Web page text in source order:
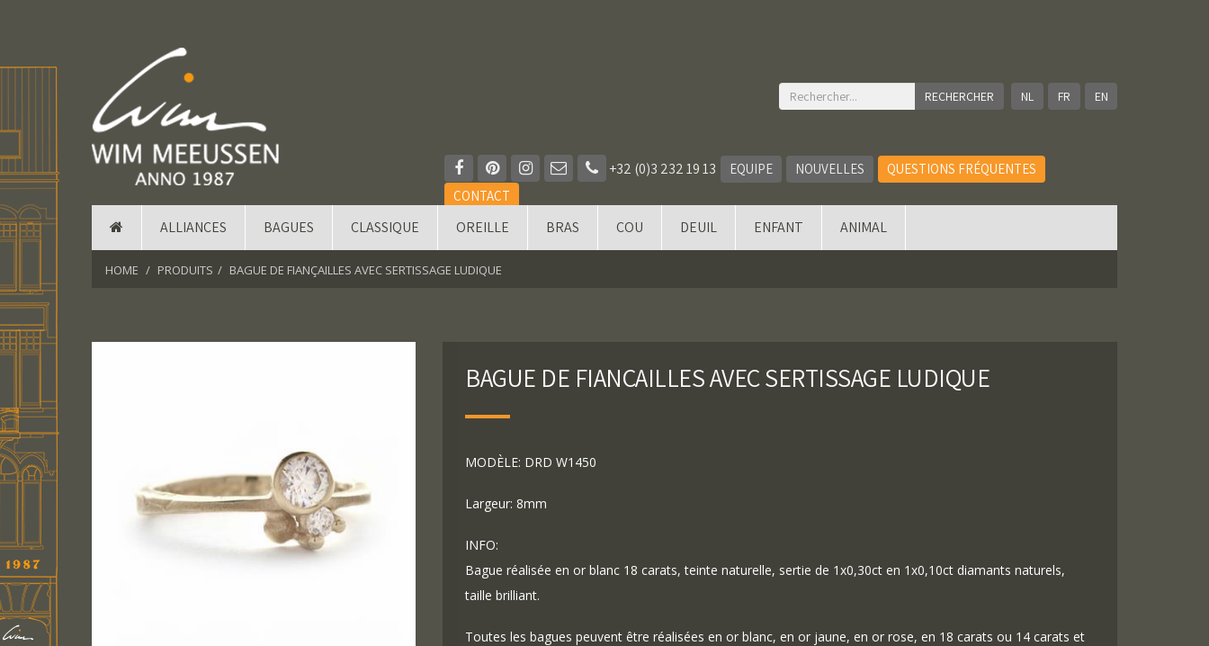
NL FR EN
+32 (0)3 232 19 13 EQUIPE NOUVELLES
QUESTIONS FRÉQUENTES
CONTACT
ALLIANCES BAGUES CLASSIQUE OREILLE BRAS COU DEUIL ENFANT ANIMAL
HOME PRODUITS BAGUE DE FIANÇAILLES AVEC SERTISSAGE LUDIQUE
BAGUE DE FIANÇAILLES AVEC SERTISSAGE LUDIQUE
MODÈLE: DRD W1450
Largeur: 8mm
INFO:
Bague réalisée en or blanc 18 carats, teinte naturelle, sertie de 1x0,30ct en 1x0,10ct diamants naturels,
taille brilliant.
Toutes les bagues peuvent être réalisées en or blanc, en or jaune, en or rose, en 18 carats ou 14 carats et